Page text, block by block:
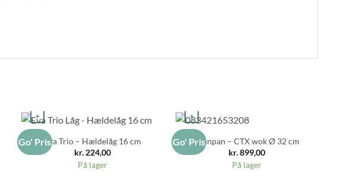
Go' Pris
+
Eva Trio – Hældelåg 16 cm
kr. 224,00
På lager
Go' Pris
+
Scanpan – CTX wok Ø 32 cm
kr.899,00
På lager